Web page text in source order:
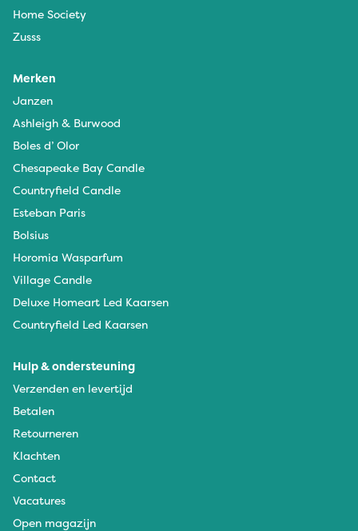
Home Society
Zusss
Merken
Janzen
Ashleigh & Burwood
Boles d’ Olor
Chesapeake Bay Candle
Countryfield Candle
Esteban Paris
Bolsius
Horomia Wasparfum
Village Candle
Deluxe Homeart Led Kaarsen
Countryfield Led Kaarsen
Hulp & ondersteuning
Verzenden en levertijd
Betalen
Retourneren
Klachten
Contact
Vacatures
Open magazijn